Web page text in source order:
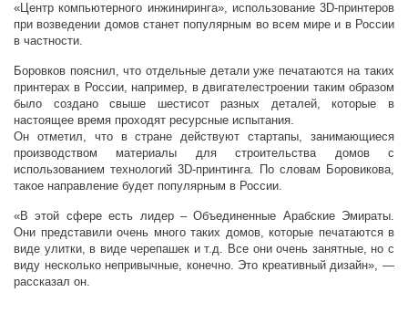
«Центр компьютерного инжиниринга», использование 3D-принтеров
при возведении домов станет популярным во всем мире и в России
в частности.
Боровков пояснил, что отдельные детали уже печатаются на таких
принтерах в России, например, в двигателестроении таким образом
было создано свыше шестисот разных деталей, которые в
настоящее время проходят ресурсные испытания.
Он отметил, что в стране действуют стартапы, занимающиеся
производством материалы для строительства домов с
использованием технологий 3D-принтинга. По словам Боровикова,
такое направление будет популярным в России.
«В этой сфере есть лидер – Объединенные Арабские Эмираты.
Они представили очень много таких домов, которые печатаются в
виде улитки, в виде черепашек и т.д. Все они очень занятные, но с
виду несколько непривычные, конечно. Это креативный дизайн», —
рассказал он.